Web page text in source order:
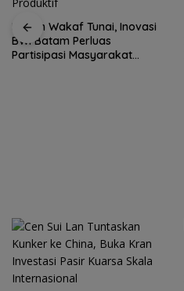
Kupon Wakaf Tunai, Inovasi
BWI Batam Perluas
Partisipasi Masyarakat